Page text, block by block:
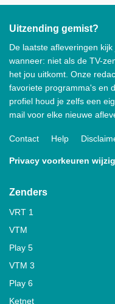
Uitzending gemist?
De laatste afleveringen
wanneer: niet als de TV-
het jou uitkomt. Onze
favoriete programma's en
profiel houd je zelfs een
mail voor elke nieuwe
Contact Help
Privacy voorkeuren
Zenders
VRT 1
VTM
Play 5
VTM 3
Play 6
Ketnet